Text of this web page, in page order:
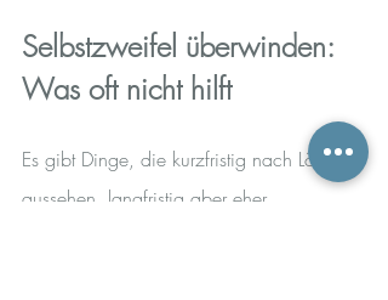
Selbstzweifel überwinden:
Was oft nicht hilft
Es gibt Dinge, die kurzfristig nach Lösung
aussehen, langfristig aber eher